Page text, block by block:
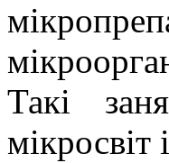
Такі
мікросвіт